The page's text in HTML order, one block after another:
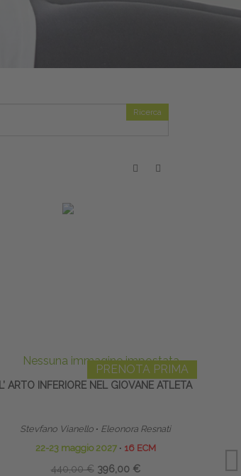
Ricerca
PRENOTA PRIMA
L’ ARTO INFERIORE NEL GIOVANE ATLETA
Stevfano Vianello ∙ Eleonora Resnati
22-23 maggio 2027 ∙ 16 ECM
440,00 € 396,00 €